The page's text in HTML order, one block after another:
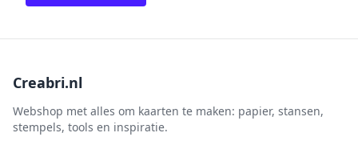
Creabri.nl
Webshop met alles om kaarten te maken: papier, stansen,
stempels, tools en inspiratie.